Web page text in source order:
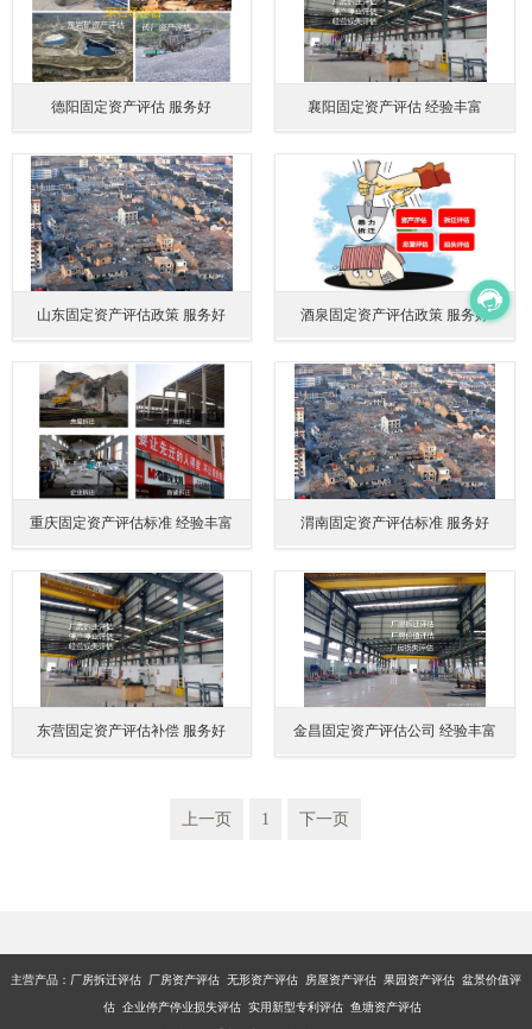
德阳固定资产评估 服务好 襄阳固定资产评估 经验丰富
山东固定资产评估政策 服务好 酒泉固定资产评估政策 服务好
重庆固定资产评估标准 经验丰富 渭南固定资产评估标准 服务好
东营固定资产评估补偿 服务好 金昌固定资产评估公司 经验丰富
上一页 1 下一页
主营产品：厂房拆迁评估 厂房资产评估 无形资产评估 房屋资产评估 果园资产评估 盆景价值评
估 企业停产停业损失评估 实用新型专利评估 鱼塘资产评估